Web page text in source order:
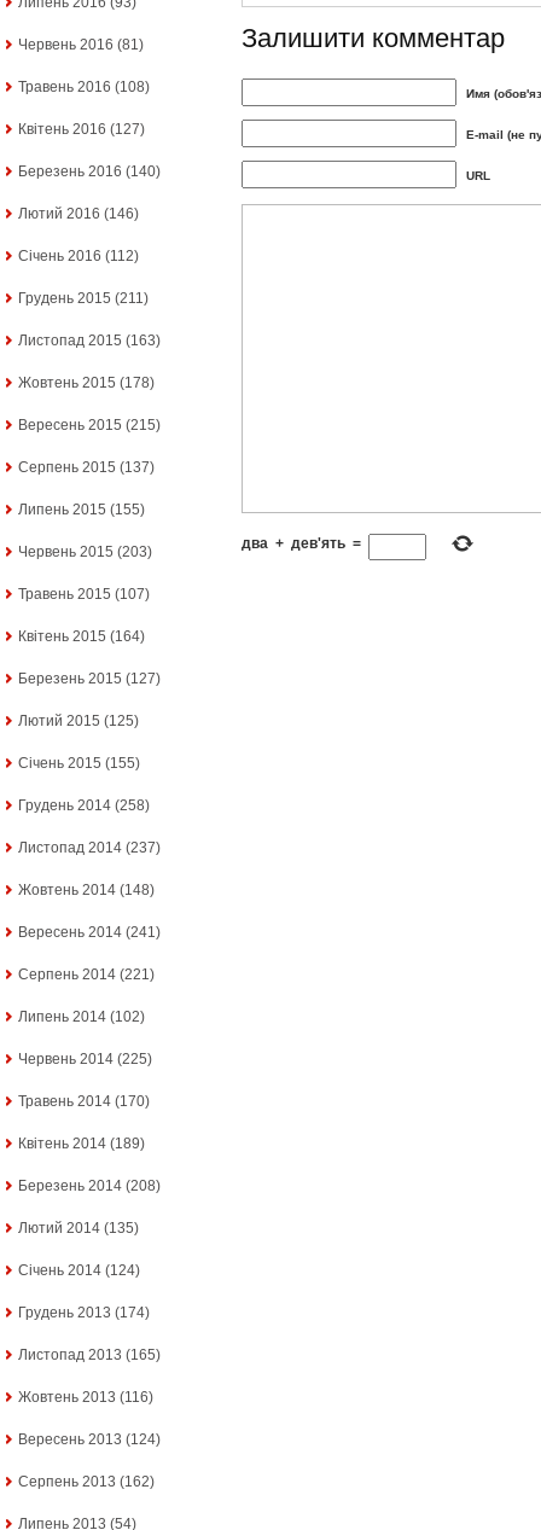
Червень 2016 (81)
Травень 2016 (108)
Квітень 2016 (127)
Березень 2016 (140)
Лютий 2016 (146)
Січень 2016 (112)
Грудень 2015 (211)
Листопад 2015 (163)
Жовтень 2015 (178)
Вересень 2015 (215)
Серпень 2015 (137)
Липень 2015 (155)
Червень 2015 (203)
Травень 2015 (107)
Квітень 2015 (164)
Березень 2015 (127)
Лютий 2015 (125)
Січень 2015 (155)
Грудень 2014 (258)
Листопад 2014 (237)
Жовтень 2014 (148)
Вересень 2014 (241)
Серпень 2014 (221)
Липень 2014 (102)
Червень 2014 (225)
Травень 2014 (170)
Квітень 2014 (189)
Березень 2014 (208)
Лютий 2014 (135)
Січень 2014 (124)
Грудень 2013 (174)
Листопад 2013 (165)
Жовтень 2013 (116)
Вересень 2013 (124)
Серпень 2013 (162)
Липень 2013 (54)
Залишити комментар
Имя
E-mail (не
URL
два + дев'ять =